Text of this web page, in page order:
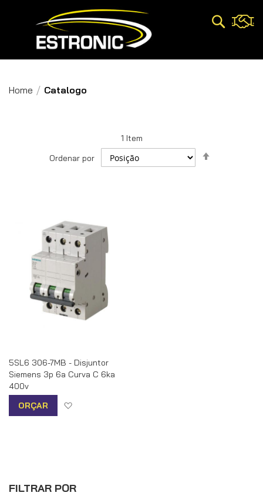
Pesquisa
Home Catalogo
1 Item
Ordenar por
5SL6 306-7MB - Disjuntor
Siemens 3p 6a Curva C 6ka
400v
ORÇAR
FILTRAR POR